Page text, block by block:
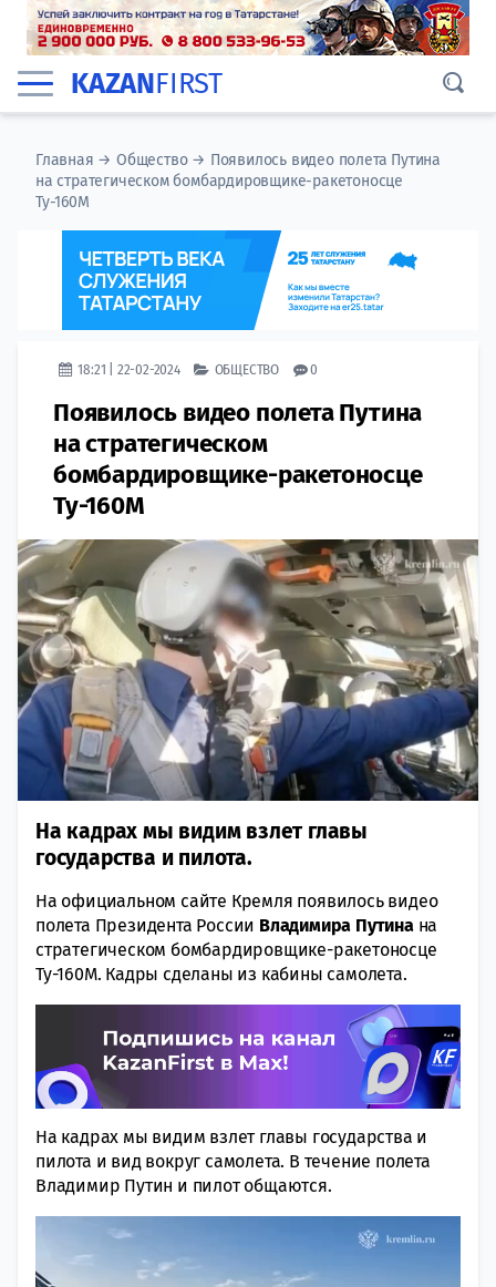
KAZANFIRST
Главная →Общество→ Появилось видео полета Путина
на стратегическом бомбардировщике-ракетоносце
Ту-160М
18:21 | 22-02-2024 ОБЩЕСТВО 0
Появилось видео полета Путина
на стратегическом
бомбардировщике-ракетоносце
Ту-160М
На кадрах мы видим взлет главы
государства и пилота.
На официальном сайте Кремля появилось видео
полета Президента России Владимира Путинана
стратегическом бомбардировщике-ракетоносце
Ту-160М. Кадры сделаны из кабины самолета.
На кадрах мы видим взлет главы государства и
пилота и вид вокруг самолета. В течение полета
Владимир Путин и пилот общаются.